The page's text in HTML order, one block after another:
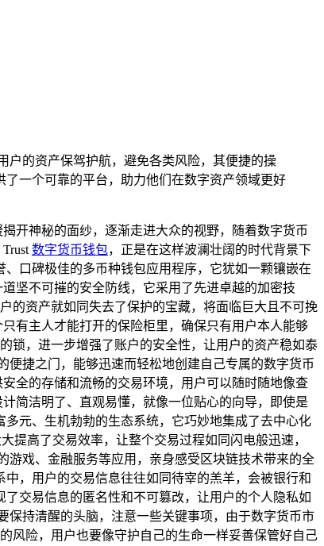
户的资产保驾护航，避免各类风险，其便捷的操
一个可靠的平台，助力他们在数字资产领域更好
开神秘的面纱，逐渐走进大众的视野，随着数字货币
数字货币钱包，正是在这样波澜壮阔的时代背景下
口碑极佳的多币种钱包应用程序，它犹如一颗镶嵌在
坚不可摧的安全防线，它采用了先进卓越的加密技
的资产就如同失去了保护的宝藏，将面临巨大且不可挽
有主人才能打开的保险柜里，确保只有用户本人能够
锁，进一步增强了账户的安全性，让用户的资产稳如泰
便捷之门，能够迅速而轻松地创建自己专属的数字货币
全的存储和流畅的交易环境，用户可以随时随地像查
简洁明了、直观易懂，就像一位贴心的向导，即使是
元、生机勃勃的生态系统，它巧妙地集成了去中心化
提高了交易效率，让整个交易过程如同闪电般迅速，
游戏、金融服务等应用，亲身感受区块链技术带来的全
，用户的交易信息往往如同待宰的羔羊，会被银行和
交易信息的匿名性和不可篡改，让用户的个人隐私如
保持清醒的头脑，注意一些关键事项，由于数字货币市
风险，用户也要像守护自己的生命一样妥善保管好自己